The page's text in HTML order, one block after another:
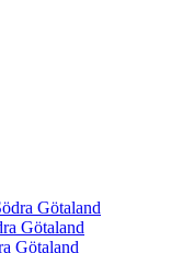
Götaland
Götaland
Götaland